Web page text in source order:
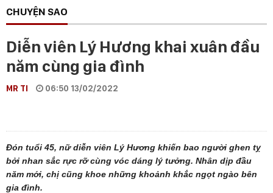
CHUYỆN SAO
Diễn viên Lý Hương khai xuân đầu
năm cùng gia đình
MR TI 06:50 13/02/2022
Đón tuổi 45, nữ diễn viên Lý Hương khiến bao người ghen tỵ
bởi nhan sắc rực rỡ cùng vóc dáng lý tưởng. Nhân dịp đầu
năm mới, chị cũng khoe những khoảnh khắc ngọt ngào bên
gia đình.